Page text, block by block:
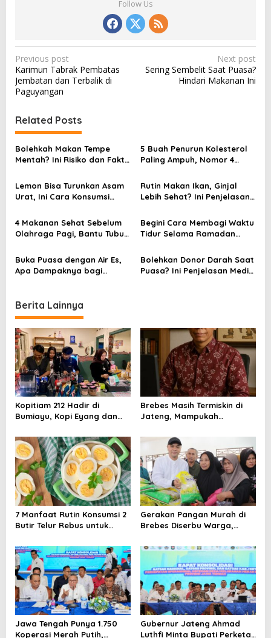
Follow Us
P
o
s
n
a
v
g
t
o
n
Previous post
Karimun Tabrak Pembatas
Jembatan dan Terbalik di
Paguyangan
Next post
Sering Sembelit Saat Puasa?
Hindari Makanan Ini
Related Posts
Bolehkah Makan Tempe
Mentah? Ini Risiko dan Fakta
5 Buah Penurun Kolesterol
Paling Ampuh, Nomor 4
Mudah Didapat
Lemon Bisa Turunkan Asam
Urat, Ini Cara Konsumsi
Rutin Makan Ikan, Ginjal
Lebih Sehat? Ini Penjelasan
4 Makanan Sehat Sebelum
Olahraga Pagi, Bantu Tubuh
Begini Cara Membagi Waktu
Tidur Selama Ramadan
Buka Puasa dengan Air Es,
Apa Dampaknya bagi
Bolehkan Donor Darah Saat
Puasa? Ini Penjelasan Medis
Berita Lainnya
Kopitiam 212 Hadir di
Bumiayu, Kopi Eyang dan
Brebes Masih Termiskin di
Jateng, Mampukah
Keluar?
7 Manfaat Rutin Konsumsi 2
Butir Telur Rebus untuk
Gerakan Pangan Murah di
Brebes Diserbu Warga,
Diborong
Jawa Tengah Punya 1.750
Koperasi Merah Putih,
Gubernur Jateng Ahmad
Luthfi Minta Bupati Perketat